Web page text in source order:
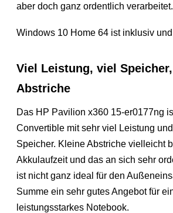
aber doch ganz ordentlich verarbeitet.
Windows 10 Home 64 ist inklusiv
Viel Leistung, viel
Abstriche
Das HP Pavilion x360 15-er0177ng
Convertible mit sehr viel Leistung
Speicher. Kleine Abstriche vielleicht
Akkulaufzeit und das an sich sehr
ist nicht ganz ideal für den
Summe ein sehr gutes Angebot für
leistungsstarkes Notebook.